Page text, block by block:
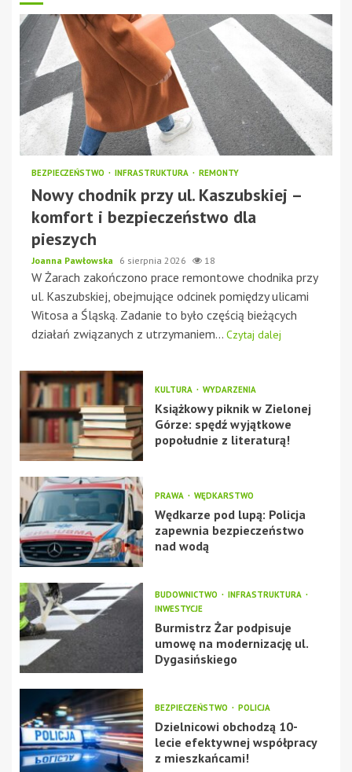
BEZPIECZEŃSTWO INFRASTRUKTURA REMONTY
Nowy chodnik przy ul. Kaszubskiej –
komfort i bezpieczeństwo dla
pieszych
Joanna Pawłowska 6 sierpnia 2026 18
W Żarach zakończono prace remontowe chodnika przy
ul. Kaszubskiej, obejmujące odcinek pomiędzy ulicami
Witosa a Śląską. Zadanie to było częścią bieżących
działań związanych z utrzymaniem... Czytaj dalej
KULTURA WYDARZENIA
Książkowy piknik w Zielonej
Górze: spędź wyjątkowe
popołudnie z literaturą!
PRAWA WĘDKARSTWO
Wędkarze pod lupą: Policja
zapewnia bezpieczeństwo
nad wodą
BUDOWNICTWO
INFRASTRUKTURA
INWESTYCJE
Burmistrz Żar podpisuje
umowę na modernizację ul.
Dygasińskiego
BEZPIECZEŃSTWO POLICJA
Dzielnicowi obchodzą 10-
lecie efektywnej współpracy
z mieszkańcami!